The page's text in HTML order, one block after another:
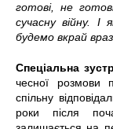
готові, не
сучасну війну.
будемо вкрай
Спеціальна
чесної розмови
спільну
роки після